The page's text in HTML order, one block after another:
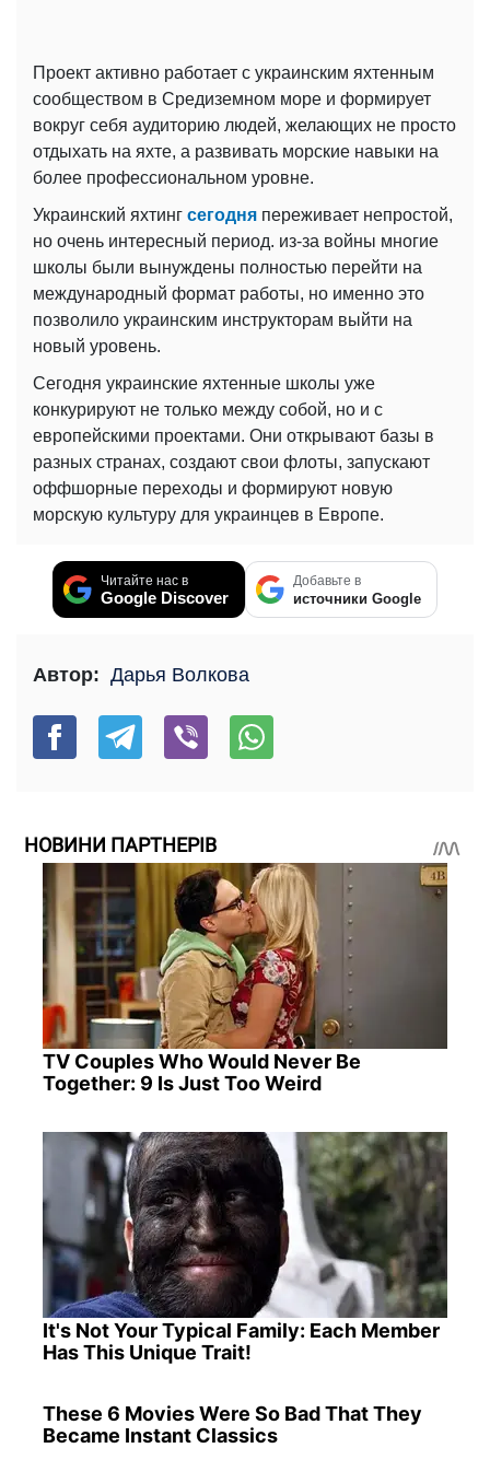
Проект активно работает с украинским яхтенным
сообществом в Средиземном море и формирует
вокруг себя аудиторию людей, желающих не просто
отдыхать на яхте, а развивать морские навыки на
более профессиональном уровне.
Украинский яхтинг сегодня переживает непростой,
но очень интересный период. из-за войны многие
школы были вынуждены полностью перейти на
международный формат работы, но именно это
позволило украинским инструкторам выйти на
новый уровень.
Сегодня украинские яхтенные школы уже
конкурируют не только между собой, но и с
европейскими проектами. Они открывают базы в
разных странах, создают свои флоты, запускают
оффшорные переходы и формируют новую
морскую культуру для украинцев в Европе.
Читайте нас в
Google Discover
Добавьте в
источники Google
Автор: Дарья Волкова
НОВИНИ ПАРТНЕРІВ
TV Couples Who Would Never Be
Together: 9 Is Just Too Weird
It's Not Your Typical Family: Each Member
Has This Unique Trait!
These 6 Movies Were So Bad That They
Became Instant Classics